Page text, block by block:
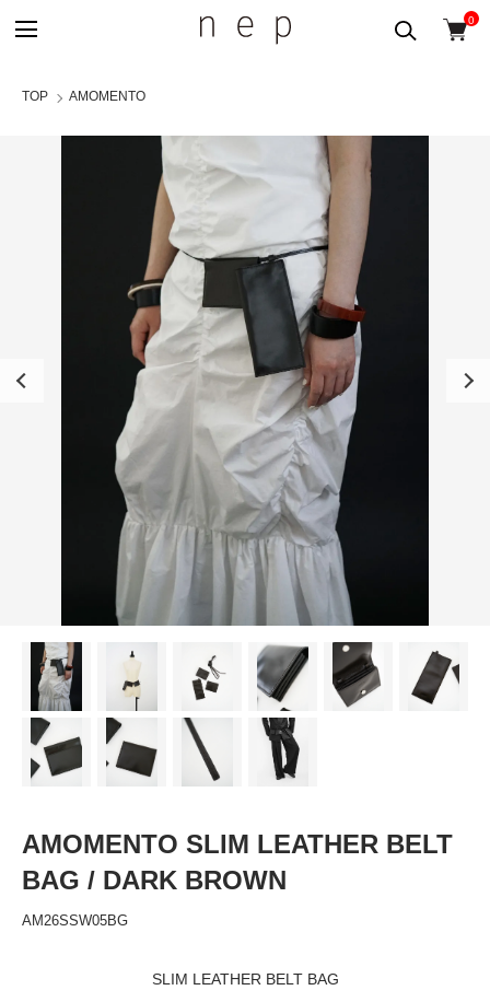
0
TOP AMOMENTO
AMOMENTO SLIM LEATHER BELT
BAG / DARK BROWN
AM26SSW05BG
SLIM LEATHER BELT BAG